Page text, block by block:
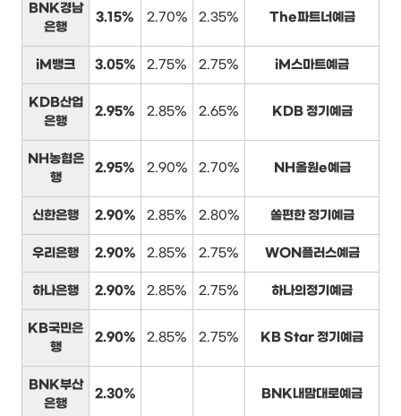
BNK경남
은행
3.15% 2.70% 2.35% The파트너예금
iM뱅크 3.05% 2.75% 2.75% iM스마트예금
KDB산업
은행
2.95% 2.85% 2.65% KDB 정기예금
NH농협은
행
2.95% 2.90% 2.70% NH올원e예금
신한은행 2.90% 2.85% 2.80% 쏠편한 정기예금
우리은행 2.90% 2.85% 2.75% WON플러스예금
하나은행 2.90% 2.85% 2.75% 하나의정기예금
KB국민은
행
2.90% 2.85% 2.75% KB Star 정기예금
BNK부산
은행
2.30% BNK내맘대로예금